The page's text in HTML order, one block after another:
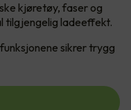
kjøretøy, faser og
tilgjengelig ladeeffekt.
sikrer trygg